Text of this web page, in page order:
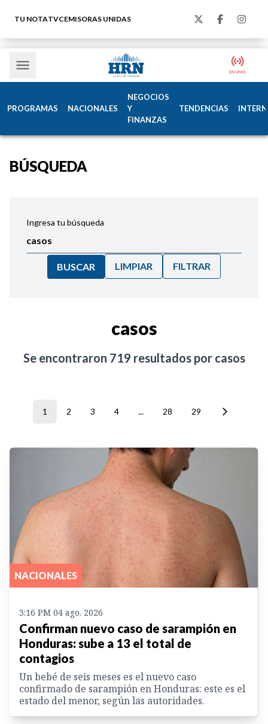
TU NOTATVCEMISORAS UNIDAS
PROGRAMAS NACIONALES
NEGOCIOS
Y
FINANZAS
TENDENCIAS
BÚSQUEDA
Ingresa tu búsqueda
BUSCAR LIMPIAR FILTRAR
casos
Se encontraron 719 resultados por casos
1 2 3 4 ... 28 29
NACIONALES
3:16 PM 04 ago. 2026
Confirman nuevo caso de sarampión en
Honduras: sube a 13 el total de
contagios
Un bebé de seis meses es el nuevo caso
confirmado de sarampión en Honduras: este es el
estado del menor, según las autoridades.